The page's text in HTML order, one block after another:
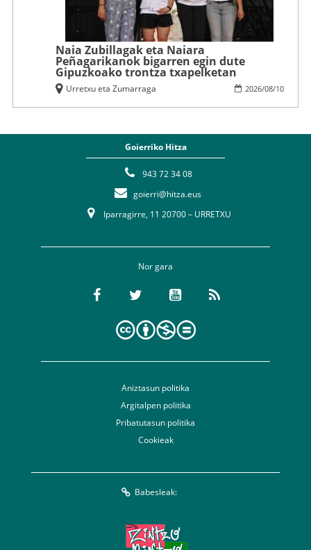
Naia Zubillagak eta Naiara
Peñagarikanok bigarren egin dute
Gipuzkoako trontza txapelketan
2026/08/10
Urretxu eta Zumarraga
Goierriko Hitza
943 72 34 08
goierri@hitza.eus
Iparragirre, 11 20700 – URRETXU
Nor gara
Aniztasun politika
Argitalpen politika
Pribatutasun politika
Cookieak
Babesleak: